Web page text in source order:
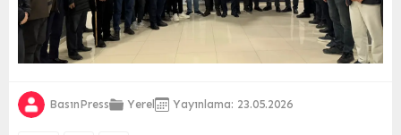
BasınPress Yerel Yayınlama: 23.05.2026